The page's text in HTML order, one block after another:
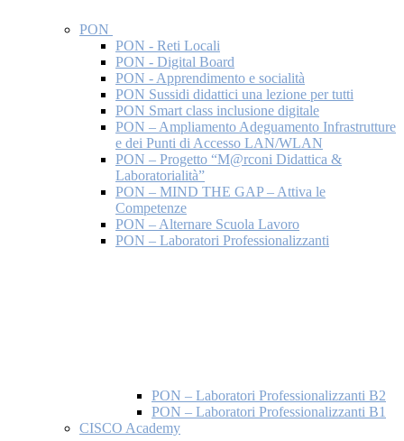
PON
PON - Reti Locali
PON - Digital Board
PON - Apprendimento e socialità
PON Sussidi didattici una lezione per tutti
PON Smart class inclusione digitale
PON – Ampliamento Adeguamento Infrastrutture
e dei Punti di Accesso LAN/WLAN
PON – Progetto “M@rconi Didattica &
Laboratorialità”
PON – MIND THE GAP – Attiva le
Competenze
PON – Alternare Scuola Lavoro
PON – Laboratori Professionalizzanti
PON – Laboratori Professionalizzanti B2
PON – Laboratori Professionalizzanti B1
CISCO Academy